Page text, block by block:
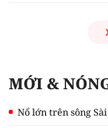
MỚI &
Nổ lớn trên sông